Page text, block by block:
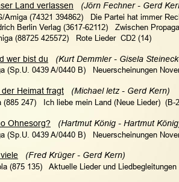
Land verlassen
(Jörn Fechner - Gerd
Amiga (74321 394862)   Die Partei hat immer
Berlin Verlag (3617-62112)   Zwischen
(88725 425572)   Rote Lieder  CD2 (14)
wer bist du
(Kurt Demmler - Gisela
(Sp.U. 0439 A/0440 B)   Neuerscheinungen
Heimat fragt
   (Michael letz - Gerd Kern)
(885 247)   Ich liebe mein Land (Neue Lieder)  (B-
Ohnesorg?
(Hartmut König - Hartmut
(Sp.U. 0439 A/0440 B)   Neuerscheinungen
   (Fred Krüger - Gerd Kern)
(875 135)   Aktuelle Lieder und